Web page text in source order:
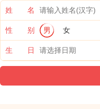
姓 名
性 别 男 女
生 日